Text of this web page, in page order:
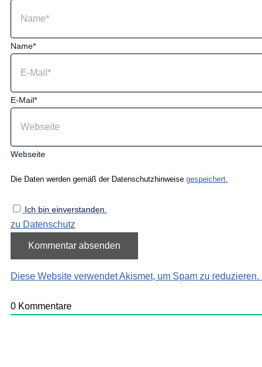
Name*
E-Mail*
Webseite
Die Daten werden gemäß der Datenschutzhinweise gespeichert.
Ich bin einverstanden.
zu Datenschutz
Diese Website verwendet Akismet, um Spam zu reduzieren.
0 Kommentare